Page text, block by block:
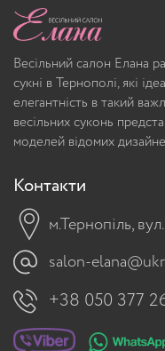
Весільний салон Елана
сукні в Тернополі, які
елегантність в такий
весільних суконь
моделей відомих
Контакти
м.Тернопіль,
salon-
+38 050 377